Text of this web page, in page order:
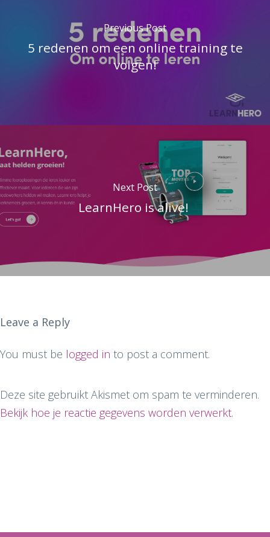
Previous Post
5 redenen om een online training te
volgen!
Next Post
LearnHero is alive!
Leave a Reply
You must be logged in to post a comment.
Deze site gebruikt Akismet om spam te verminderen.
Bekijk hoe je reactie gegevens worden verwerkt.